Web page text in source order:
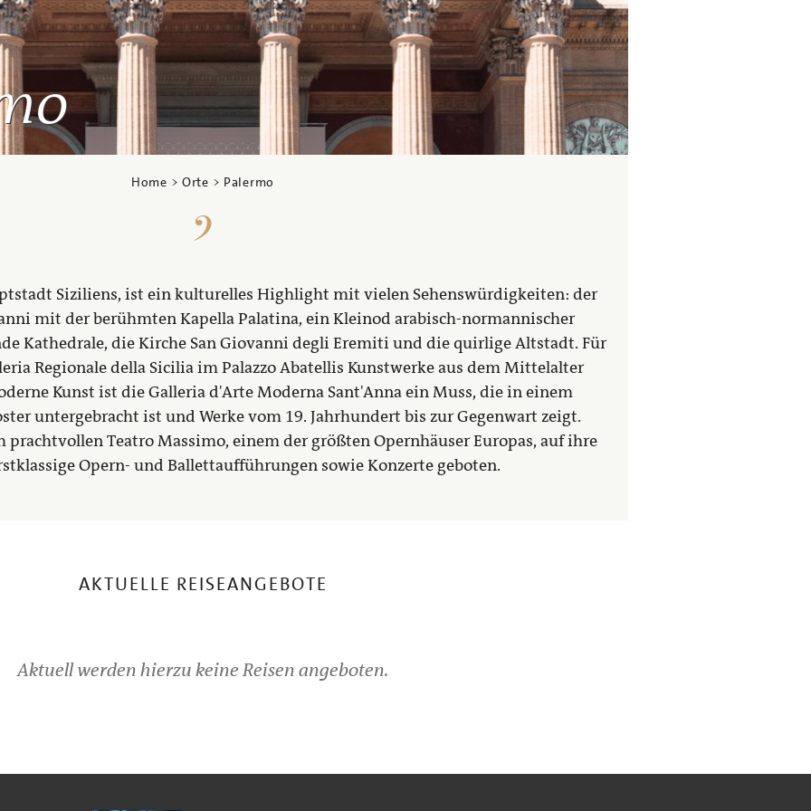
Home > Orte > Palermo
Siziliens, ist ein kulturelles Highlight mit vielen Sehenswürdigkeiten: der
mit der berühmten Kapella Palatina, ein Kleinod arabisch-normannischer
Kathedrale, die Kirche San Giovanni degli Eremiti und die quirlige Altstadt. Für
Regionale della Sicilia im Palazzo Abatellis Kunstwerke aus dem Mittelalter
Kunst ist die Galleria d'Arte Moderna Sant'Anna ein Muss, die in einem
untergebracht ist und Werke vom 19. Jahrhundert bis zur Gegenwart zeigt.
Teatro Massimo, einem der größten Opernhäuser Europas, auf ihre
Opern- und Ballettaufführungen sowie Konzerte geboten.
AKTUELLE REISEANGEBOTE
Aktuell werden hierzu keine Reisen angeboten.